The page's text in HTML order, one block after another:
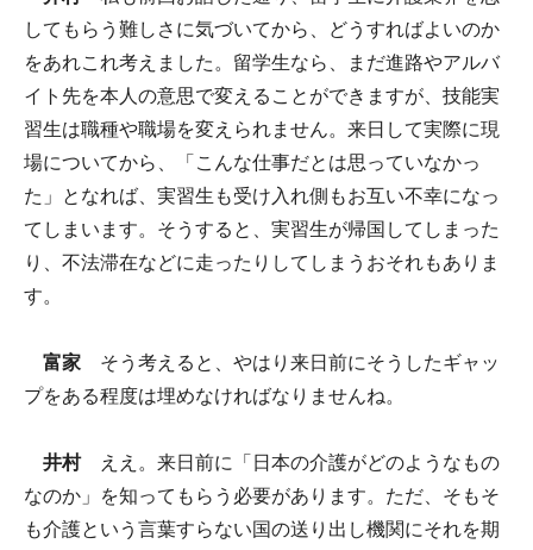
してもらう難しさに気づいてから、どうすればよいのか
をあれこれ考えました。留学生なら、まだ進路やアルバ
イト先を本人の意思で変えることができますが、技能実
習生は職種や職場を変えられません。来日して実際に現
場についてから、「こんな仕事だとは思っていなかっ
た」となれば、実習生も受け入れ側もお互い不幸になっ
てしまいます。そうすると、実習生が帰国してしまった
り、不法滞在などに走ったりしてしまうおそれもありま
す。
富家 そう考えると、やはり来日前にそうしたギャッ
プをある程度は埋めなければなりませんね。
井村ええ。来日前に「日本の介護がどのようなもの
なのか」を知ってもらう必要があります。ただ、そもそ
も介護という言葉すらない国の送り出し機関にそれを期